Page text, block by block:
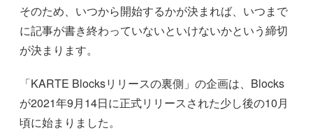
そのため、いつから開始するかが決まれば、いつまで
に記事が書き終わっていないといけないかという締切
が決まります。
「KARTE Blocksリリースの裏側」の企画は、Blocks
が2021年9月14日に正式リリースされた少し後の10月
頃に始まりました。